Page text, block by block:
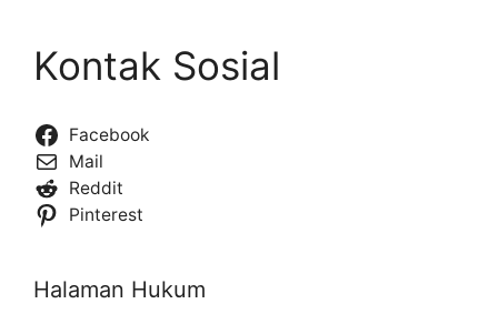
Kontak Sosial
Facebook
Mail
Reddit
Pinterest
Halaman Hukum